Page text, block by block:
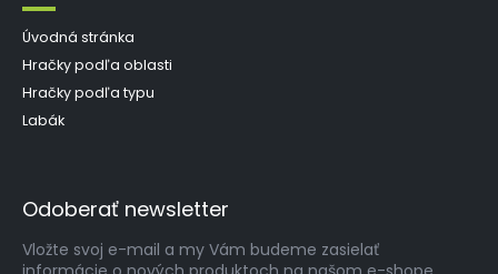
Úvodná stránka
Hračky podľa oblasti
Hračky podľa typu
Labák
Odoberať newsletter
Vložte svoj e-mail a my Vám budeme zasielať